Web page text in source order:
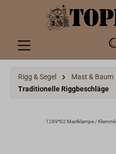
springen
Rigg & Segel
Mast & Baum
Traditionelle Riggbeschläge
1289*02 Mastklampe /